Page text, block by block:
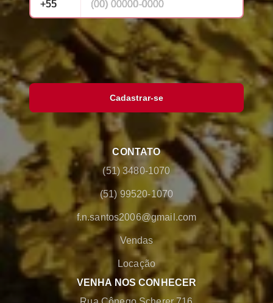
Cadastrar-se
CONTATO
(51) 3480-1070
(51) 99520-1070
f.n.santos2006@gmail.com
Vendas
Locação
VENHA NOS CONHECER